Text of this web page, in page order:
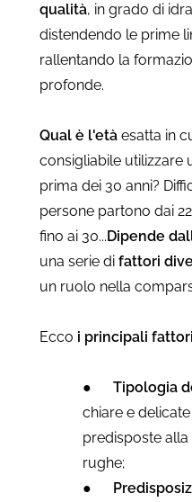
qualità, in grado di
distendendo le prime
rallentando la
profonde.
Qual è l'età esatta in
consigliabile utilizzare
prima dei 30 anni?
persone partono dai
fino ai 30...Dipende
una serie di fattori
un ruolo nella
Ecco i principali fattori
● Tipologia
chiare e
predisposte
rughe;
●